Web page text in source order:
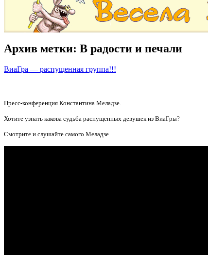
Архив метки: В радости и печали
ВиаГра — распущенная группа!!!
Пресс-конференция Константина Меладзе.
Хотите узнать какова судьба распущенных девушек из ВиаГры?
Смотрите и слушайте самого Меладзе.